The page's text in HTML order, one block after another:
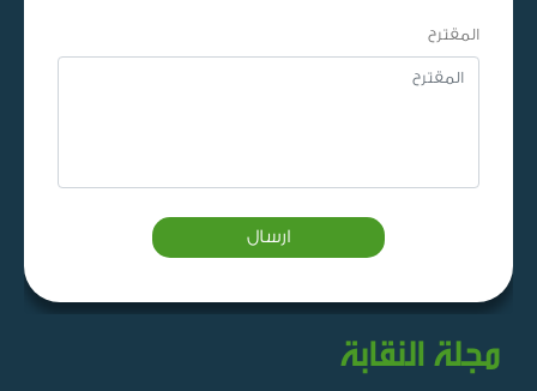
المقترح
ارسال
مجلة النقابة